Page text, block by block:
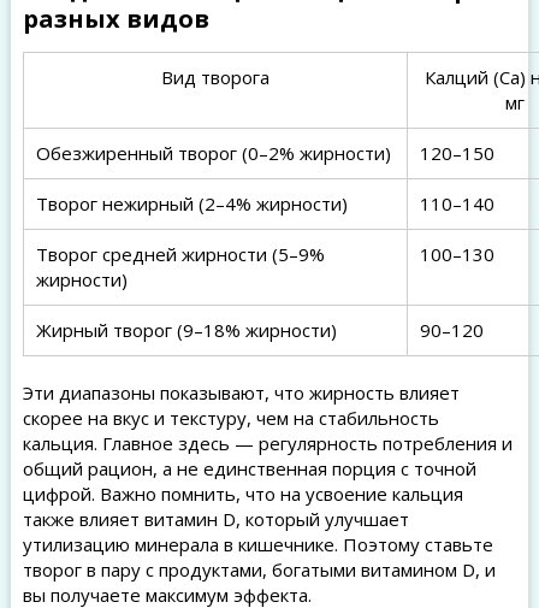
разных видов
Вид творога
Калций (Ca)
мг
Обезжиренный творог (0–2% жирности) 120–150
Творог нежирный (2–4% жирности) 110–140
Творог средней жирности (5–9%
жирности)
100–130
Жирный творог (9–18% жирности) 90–120
Эти диапазоны показывают, что жирность влияет
скорее на вкус и текстуру, чем на стабильность
кальция. Главное здесь — регулярность потребления и
общий рацион, а не единственная порция с точной
цифрой. Важно помнить, что на усвоение кальция
также влияет витамин D, который улучшает
утилизацию минерала в кишечнике. Поэтому ставьте
творог в пару с продуктами, богатыми витамином D, и
вы получаете максимум эффекта.